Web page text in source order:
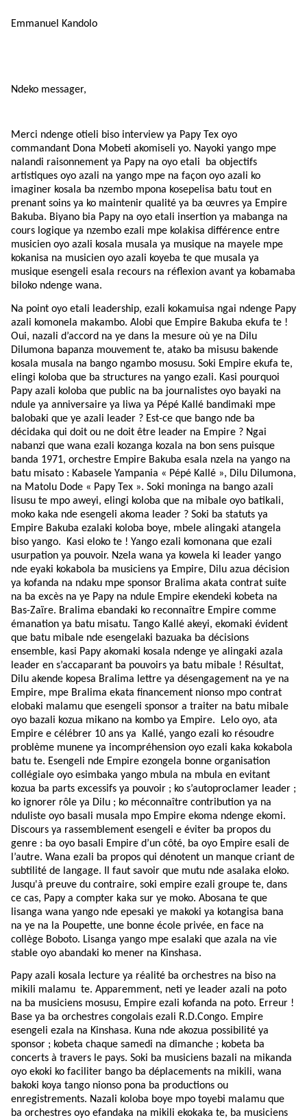
Emmanuel Kandolo
Ndeko messager,
Merci ndenge otieli biso interview ya Papy Tex oyo
commandant Dona Mobeti akomiseli yo. Nayoki yango mpe
nalandi raisonnement ya Papy na oyo etali
ba objectifs
artistiques oyo azali na yango mpe na façon oyo azali ko
imaginer kosala ba nzembo mpona kosepelisa batu tout en
prenant soins ya ko maintenir qualité ya ba œuvres ya Empire
Bakuba. Biyano bia Papy na oyo etali insertion ya mabanga na
cours logique ya nzembo ezali mpe kolakisa différence entre
musicien oyo azali kosala musala ya musique na mayele mpe
kokanisa na musicien oyo azali koyeba te que musala ya
musique esengeli esala recours na réflexion avant ya kobamaba
biloko ndenge wana.
Na point oyo etali leadership, ezali kokamuisa ngai ndenge Papy
azali komonela makambo. Alobi que Empire Bakuba ekufa te !
Oui, nazali d’accord na ye dans la mesure où ye na Dilu
Dilumona bapanza mouvement te, atako ba misusu bakende
kosala musala na bango ngambo mosusu. Soki Empire ekufa te,
elingi koloba que ba structures na yango ezali. Kasi pourquoi
Papy azali koloba que public na ba journalistes oyo bayaki na
ndule ya anniversaire ya liwa ya Pépé Kallé bandimaki mpe
balobaki que ye azali leader ? Est-ce que bango nde ba
décidaka qui doit ou ne doit être leader na Empire ? Ngai
nabanzi que wana ezali kozanga kozala na bon sens puisque
banda 1971, orchestre Empire Bakuba esala nzela na yango na
batu misato : Kabasele Yampania « Pépé Kallé », Dilu Dilumona,
na Matolu Dode « Papy Tex ». Soki moninga na bango azali
lisusu te mpo aweyi, elingi koloba que na mibale oyo batikali,
moko kaka nde esengeli akoma leader ? Soki ba statuts ya
Empire Bakuba ezalaki koloba boye, mbele alingaki atangela
biso yango.
Kasi eloko te ! Yango ezali komonana que ezali
usurpation ya pouvoir. Nzela wana ya kowela ki leader yango
nde eyaki kokabola ba musiciens ya Empire, Dilu azua décision
ya kofanda na ndaku mpe sponsor Bralima akata contrat suite
na ba excès na ye Papy na ndule Empire ekendeki kobeta na
Bas-Zaïre. Bralima ebandaki ko reconnaître Empire comme
émanation ya batu misatu. Tango Kallé akeyi, ekomaki évident
que batu mibale nde esengelaki bazuaka ba décisions
ensemble, kasi Papy akomaki kosala ndenge ye alingaki azala
leader en s’accaparant ba pouvoirs ya batu mibale ! Résultat,
Dilu akende kopesa Bralima lettre ya désengagement na ye na
Empire, mpe Bralima ekata financement nionso mpo contrat
elobaki malamu que esengeli sponsor a traiter na batu mibale
oyo bazali kozua mikano na kombo ya Empire.
Lelo oyo, ata
Empire e célébrer 10 ans ya
Kallé, yango ezali ko résoudre
problème munene ya incompréhension oyo ezali kaka kokabola
batu te. Esengeli nde Empire ezongela bonne organisation
collégiale oyo esimbaka yango mbula na mbula en evitant
kozua ba parts excessifs ya pouvoir ; ko s’autoproclamer leader ;
ko ignorer rôle ya Dilu ; ko méconnaître contribution ya na
nduliste oyo basali musala mpo Empire ekoma ndenge ekomi.
Discours ya rassemblement esengeli e éviter ba propos du
genre : ba oyo basali Empire d’un côté, ba oyo Empire esali de
l’autre. Wana ezali ba propos qui dénotent un manque criant de
subtilité de langage. Il faut savoir que mutu nde asalaka eloko.
Jusqu'à preuve du contraire, soki empire ezali groupe te, dans
ce cas, Papy a compter kaka sur ye moko. Abosana te que
lisanga wana yango nde epesaki ye makoki ya kotangisa bana
na ye na la Poupette, une bonne école privée, en face na
collège Boboto. Lisanga yango mpe esalaki que azala na vie
stable oyo abandaki ko mener na Kinshasa.
Papy azali kosala lecture ya réalité ba orchestres na biso na
mikili malamu te. Apparemment, neti ye leader azali na poto
na ba musiciens mosusu, Empire ezali kofanda na poto. Erreur !
Base ya ba orchestres congolais ezali R.D.Congo. Empire
esengeli ezala na Kinshasa. Kuna nde akozua possibilité ya
sponsor ; kobeta chaque samedi na dimanche ; kobeta ba
concerts à travers le pays. Soki ba musiciens bazali na mikanda
oyo ekoki ko faciliter bango ba déplacements na mikili, wana
bakoki koya tango nionso pona ba productions ou
enregistrements. Nazali koloba boye mpo toyebi malamu que
ba orchestres oyo efandaka na mikili ekokaka te, ba musiciens